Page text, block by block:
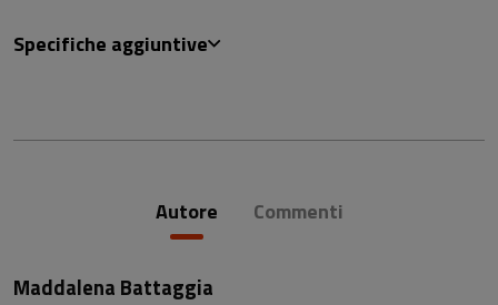
Specifiche aggiuntive
Autore Commenti
Maddalena Battaggia